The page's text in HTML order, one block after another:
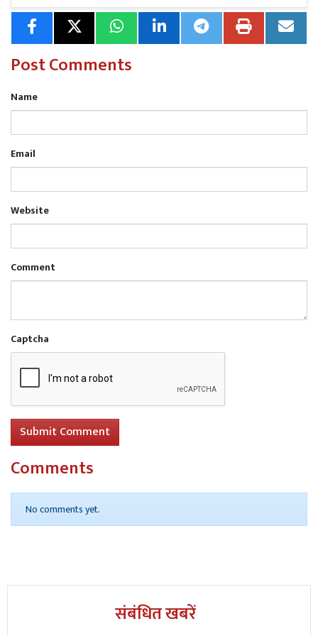
वर्मा समेत अनेक कांग्रेसजनों ने सम्बोधित किया।
Post Comments
Name
Email
Website
Comment
Captcha
Submit Comment
Comments
No comments yet.
संबंधित खबरें